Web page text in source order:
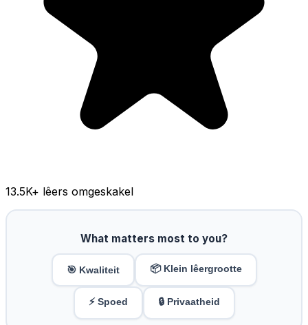
13.5K+ lêers omgeskakel
What matters most to you?
🎯 Kwaliteit 📦 Klein lêergrootte
⚡ Spoed 🔒 Privaatheid